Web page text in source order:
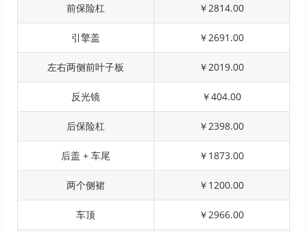
前保险杠 ￥2814.00
引擎盖 ￥2691.00
左右两侧前叶子板 ￥2019.00
反光镜 ￥404.00
后保险杠 ￥2398.00
后盖 + 车尾 ￥1873.00
两个侧裙 ￥1200.00
车顶 ￥2966.00